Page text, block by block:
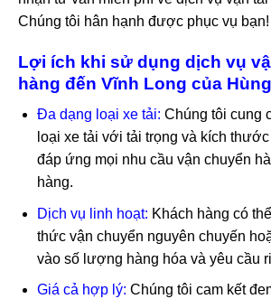
Chúng tôi hân hạnh được phục vụ bạn!
Lợi ích khi sử dụng dịch vụ
hàng đến Vĩnh Long của
Đa dạng loại xe tải: Chúng tôi cung
loại xe tải với tải trọng và kích
đáp ứng mọi nhu cầu vận chuyển
hàng.
Dịch vụ linh hoạt: Khách hàng có
thức vận chuyển nguyên chuyến
vào số lượng hàng hóa và yêu cầu
Giá cả hợp lý: Chúng tôi cam kết